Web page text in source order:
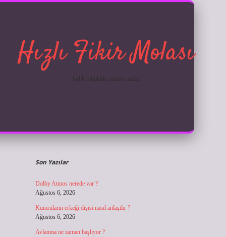
Hızlı Fikir Molası
Anlık bilgilerle zihnini tazele!
Sidebar
Son Yazılar
Dolby Atmos nerede var ?
Ağustos 6, 2026
Kumruların erkeği dişisi nasıl anlaşılır ?
Ağustos 6, 2026
Avlanma ne zaman başlıyor ?